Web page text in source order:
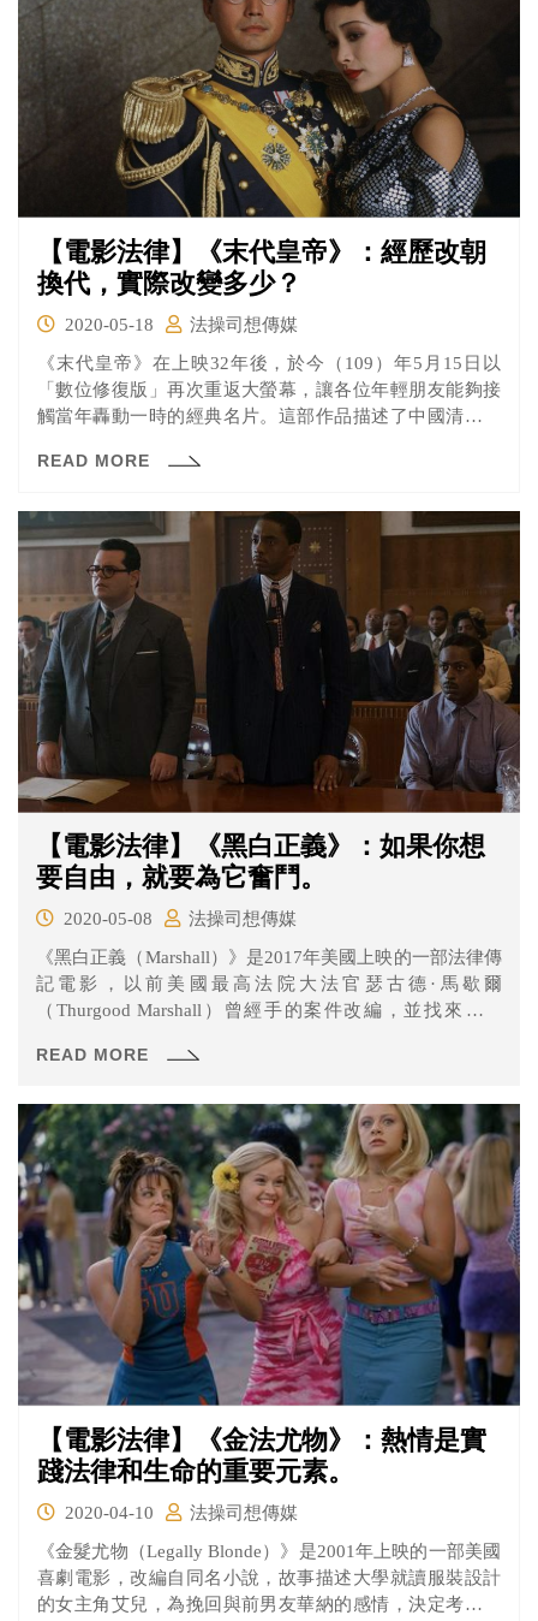
【電影法律】《末代皇帝》：經歷改朝
換代，實際改變多少？
2020-05-18
法操司想傳媒
《末代皇帝》在上映32年後，於今（109）年5月15日以
「數位修復版」再次重返大螢幕，讓各位年輕朋友能夠接
觸當年轟動一時的經典名片。這部作品描述了中國清朝最
顛沛流離，曾數度高居皇位卻也曾為階下囚，最後溥儀以
下無限感慨……
READ MORE
【電影法律】《黑白正義》：如果你想
要自由，就要為它奮鬥。
2020-05-08
法操司想傳媒
《黑白正義（Marshall）》是2017年美國上映的一部法律傳
記電影，以前美國最高法院大法官瑟古德·馬歇爾
（Thurgood Marshall）曾經手的案件改編，並找來電影
演馬歇爾的角色。在馬歇爾擔任律師期間，接到一起非裔
辯護。
READ MORE
【電影法律】《金法尤物》：熱情是實
踐法律和生命的重要元素。
2020-04-10
法操司想傳媒
《金髮尤物（Legally Blonde）》是2001年上映的一部美國
喜劇電影，改編自同名小說，故事描述大學就讀服裝設計
的女主角艾兒，為挽回與前男友華納的感情，決定考進哈